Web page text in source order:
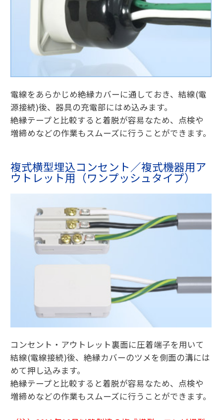
電線をあらかじめ絶縁カバーに通しておき、結線(電
源接続)後、器具の充電部にはめ込みます。
絶縁テープと比較すると着脱が容易なため、点検や
増締めなどの作業もスムーズに行うことができます。
複式横型埋込コンセント／複式機器用ア
ウトレット用（ワンプッシュタイプ）
コンセント・アウトレット裏面に圧着端子を用いて
結線(電線接続)後、絶縁カバーのツメを側面の溝には
めて押し込みます。
絶縁テープと比較すると着脱が容易なため、点検や
増締めなどの作業もスムーズに行うことができます。